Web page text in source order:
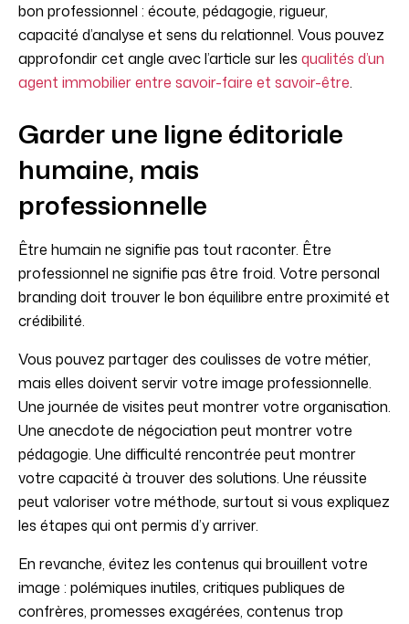
bon professionnel : écoute, pédagogie, rigueur,
capacité d’analyse et sens du relationnel. Vous pouvez
approfondir cet angle avec l’article sur les qualités d’un
agent immobilier entre savoir-faire et savoir-être.
Garder une ligne éditoriale
humaine, mais
professionnelle
Être humain ne signifie pas tout raconter. Être
professionnel ne signifie pas être froid. Votre personal
branding doit trouver le bon équilibre entre proximité et
crédibilité.
Vous pouvez partager des coulisses de votre métier,
mais elles doivent servir votre image professionnelle.
Une journée de visites peut montrer votre organisation.
Une anecdote de négociation peut montrer votre
pédagogie. Une difficulté rencontrée peut montrer
votre capacité à trouver des solutions. Une réussite
peut valoriser votre méthode, surtout si vous expliquez
les étapes qui ont permis d’y arriver.
En revanche, évitez les contenus qui brouillent votre
image : polémiques inutiles, critiques publiques de
confrères, promesses exagérées, contenus trop